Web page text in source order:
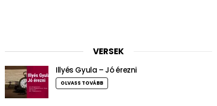
VERSEK
Illyés Gyula – Jó érezni
OLVASS TOVÁBB